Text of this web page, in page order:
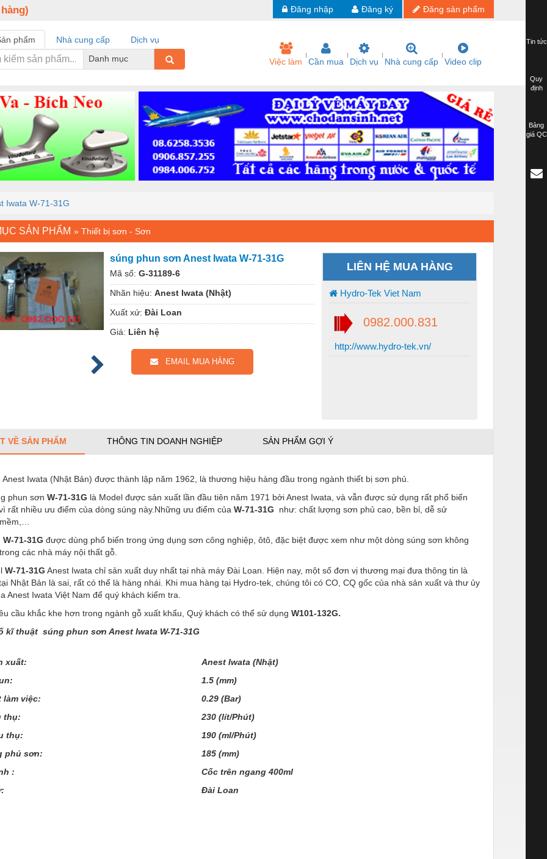
Đăng sản phẩm
Đăng ký
Đăng nhập
phẩm Nhà cung cấp
Dịch vụ
Danh mục
Việc làm Cần mua Dịch vụ Nhà cung cấp Video clip
Iwata W-71-31G
SẢN PHẨM » Thiết bị sơn - Sơn
súng phun sơn Anest Iwata W-71-31G
Mã số: G-31189-6
Nhãn hiệu: Anest Iwata (Nhật)
Xuất xứ: Đài Loan
Giá: Liên hệ
EMAIL MUA HÀNG
LIÊN HỆ MUA HÀNG
Hydro-Tek Viet Nam
0982.000.831
http://www.hydro-tek.vn/
VỀ SẢN PHẨM THÔNG TIN DOANH NGHIỆP SẢN PHẨM GỢI Ý
Anest Iwata (Nhật Bản) được thành lập năm 1962, là thương hiệu hàng đầu trong ngành thiết bị sơn phủ.
phun sơn W-71-31G là Model được sản xuất lần đầu tiên năm 1971 bởi Anest Iwata, và vẫn được sử dụng rất phổ biến
rất nhiều ưu điểm của dòng súng này.Những ưu điểm của W-71-31G như: chất lượng sơn phủ cao, bền bỉ, dễ sử
W-71-31G được dùng phổ biến trong ứng dụng sơn công nghiệp, ôtô, đặc biệt được xem như một dòng súng sơn không
các nhà máy nội thất gỗ.
W-71-31G Anest Iwata chỉ sản xuất duy nhất tại nhà máy Đài Loan. Hiện nay, một số đơn vị thương mại đưa thông tin là
Nhật Bản là sai, rất có thể là hàng nhái. Khi mua hàng tại Hydro-tek, chúng tôi có CO, CQ gốc của nhà sản xuất và thư ủy
Anest Iwata Việt Nam để quý khách kiểm tra.
cầu khắc khe hơn trong ngành gỗ xuất khẩu, Quý khách có thể sử dụng W101-132G.
kĩ thuật súng phun sơn Anest Iwata W-71-31G
xuất:
Anest Iwata (Nhật)
1.5 (mm)
làm việc:
0.29 (Bar)
thụ:
230 (lít/Phút)
thụ:
190 (ml/Phút)
phủ sơn:
185 (mm)
:
Cốc trên ngang 400ml
Đài Loan
Tin tức
Quy
định
Bảng
giá QC